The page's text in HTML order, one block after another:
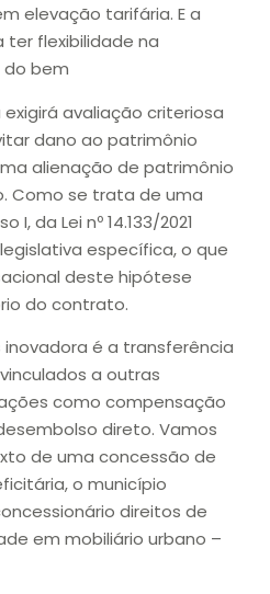
elevação tarifária. E a
ter flexibilidade na
bem
avaliação criteriosa
dano ao patrimônio
alienação de patrimônio
Como se trata de uma
I, da Lei nº 14.133/2021
específica, o que
deste hipótese
do contrato.
é a transferência
a outras
como compensação
direto. Vamos
de uma concessão de
o município
direitos de
em mobiliário urbano –